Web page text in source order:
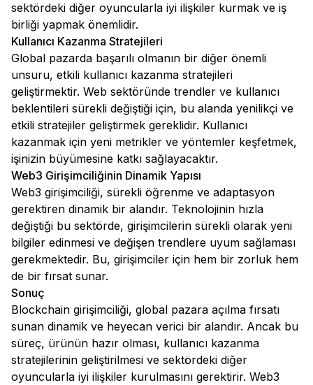
sektördeki diğer oyuncularla iyi ilişkiler kurmak ve iş
birliği yapmak önemlidir.
Kullanıcı Kazanma Stratejileri
Global pazarda başarılı olmanın bir diğer önemli
unsuru, etkili kullanıcı kazanma stratejileri
geliştirmektir. Web sektöründe trendler ve kullanıcı
beklentileri sürekli değiştiği için, bu alanda yenilikçi ve
etkili stratejiler geliştirmek gereklidir. Kullanıcı
kazanmak için yeni metrikler ve yöntemler keşfetmek,
işinizin büyümesine katkı sağlayacaktır.
Web3 Girişimciliğinin Dinamik Yapısı
Web3 girişimciliği, sürekli öğrenme ve adaptasyon
gerektiren dinamik bir alandır. Teknolojinin hızla
değiştiği bu sektörde, girişimcilerin sürekli olarak yeni
bilgiler edinmesi ve değişen trendlere uyum sağlaması
gerekmektedir. Bu, girişimciler için hem bir zorluk hem
de bir fırsat sunar.
Sonuç
Blockchain girişimciliği, global pazara açılma fırsatı
sunan dinamik ve heyecan verici bir alandır. Ancak bu
süreç, ürünün hazır olması, kullanıcı kazanma
stratejilerinin geliştirilmesi ve sektördeki diğer
oyuncularla iyi ilişkiler kurulmasını gerektirir. Web3